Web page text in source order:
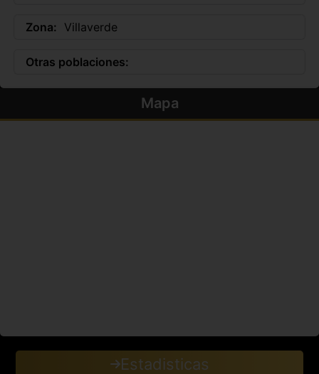
Zona: Villaverde
Otras poblaciones:
Mapa
Estadisticas